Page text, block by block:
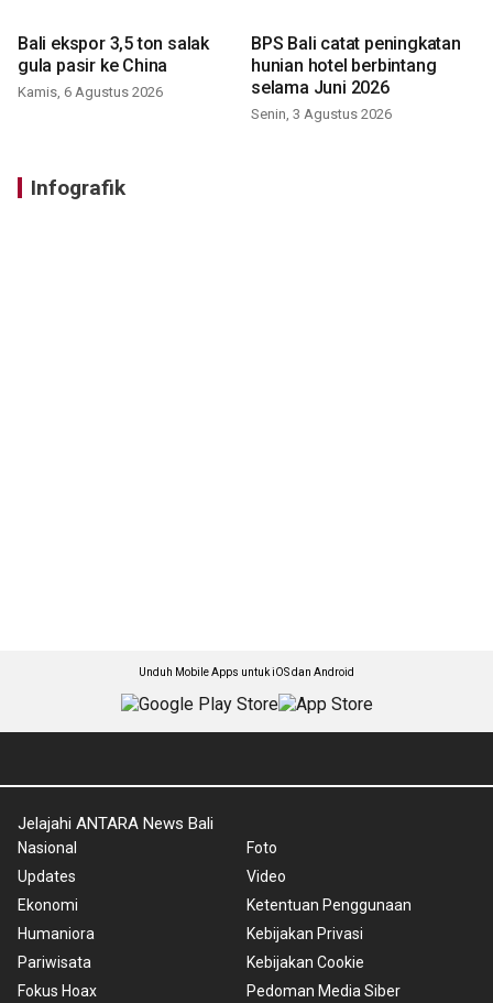
Bali ekspor 3,5 ton salak
gula pasir ke China
Kamis, 6 Agustus 2026
BPS Bali catat peningkatan
hunian hotel berbintang
selama Juni 2026
Senin, 3 Agustus 2026
Infografik
Unduh Mobile Apps untuk iOS dan Android
Jelajahi ANTARA News Bali
Nasional
Updates
Ekonomi
Humaniora
Pariwisata
Fokus Hoax
Foto
Video
Ketentuan Penggunaan
Kebijakan Privasi
Kebijakan Cookie
Pedoman Media Siber